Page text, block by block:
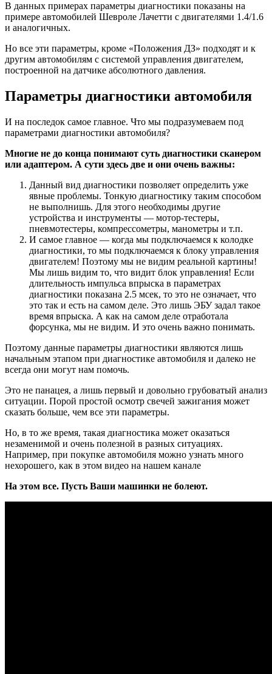
В данных примерах параметры диагностики показаны на
примере автомобилей Шевроле Лачетти с двигателями 1.4/1.6
и аналогичных.
Но все эти параметры, кроме «Положения ДЗ» подходят и к
другим автомобилям с системой управления двигателем,
построенной на датчике абсолютного давления.
Параметры диагностики автомобиля
И на последок самое главное. Что мы подразумеваем под
параметрами диагностики автомобиля?
Многие не до конца понимают суть диагностики сканером
или адаптером. А сути здесь две и они очень важны:
Данный вид диагностики позволяет определить уже
явные проблемы. Тонкую диагностику таким способом
не выполнишь. Для этого необходимы другие
устройства и инструменты — мотор-тестеры,
пневмотестеры, компрессометры, манометры и т.п.
И самое главное — когда мы подключаемся к колодке
диагностики, то мы подключаемся к блоку управления
двигателем! Поэтому мы не видим реальной картины!
Мы лишь видим то, что видит блок управления! Если
длительность импульса впрыска в параметрах
диагностики показана 2.5 мсек, то это не означает, что
это так и есть на самом деле. Это лишь ЭБУ задал такое
время впрыска. А как на самом деле отработала
форсунка, мы не видим. И это очень важно понимать.
Поэтому данные параметры диагностики являются лишь
начальным этапом при диагностике автомобиля и далеко не
всегда они могут нам помочь.
Это не панацея, а лишь первый и довольно грубоватый анализ
ситуации. Порой простой осмотр свечей зажигания может
сказать больше, чем все эти параметры.
Но, в то же время, такая диагностика может оказаться
незаменимой и очень полезной в разных ситуациях.
Например, при покупке автомобиля можно узнать много
нехорошего, как в этом видео на нашем канале
На этом все. Пусть Ваши машинки не болеют.